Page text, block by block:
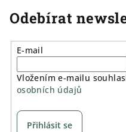
Odebírat
E-mail
Vložením e-mailu
osobních údajů
Přihlásit se